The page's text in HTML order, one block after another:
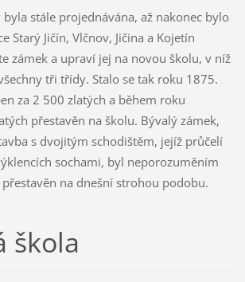
stále projednávána, až nakonec bylo
Starý Jičín, Vlčnov, Jičina a Kojetín
zámek a upraví jej na novou školu, v níž
tři třídy. Stalo se tak roku 1875.
za 2 500 zlatých a během roku
přestavěn na školu. Bývalý zámek,
s dvojitým schodištěm, jejíž průčelí
sochami, byl neporozuměním
na dnešní strohou podobu.
škola